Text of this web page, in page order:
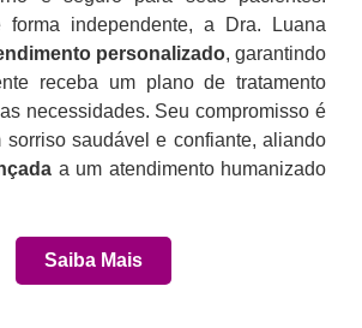
forma independente, a Dra. Luana
personalizado, garantindo
receba um plano de tratamento
necessidades. Seu compromisso é
sorriso saudável e confiante, aliando
a um atendimento humanizado
Saiba Mais